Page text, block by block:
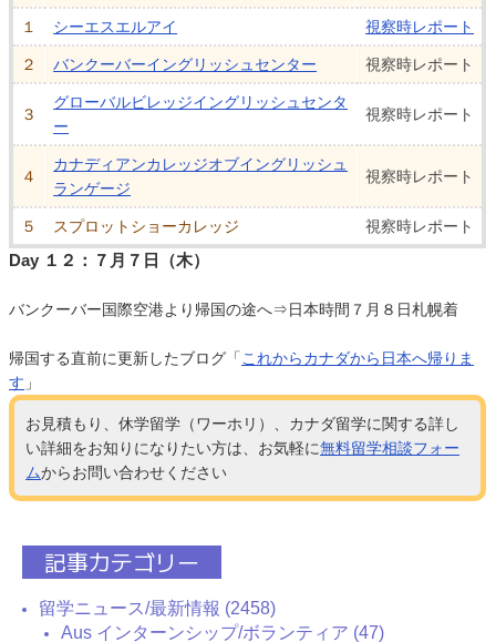
１ シーエスエルアイ 視察時レポート
２ バンクーバーイングリッシュセンター 視察時レポート
３
グローバルビレッジイングリッシュセンタ
ー
視察時レポート
４
カナディアンカレッジオブイングリッシュ
ランゲージ
視察時レポート
５ スプロットショーカレッジ 視察時レポート
Day １２：７月７日（木）
バンクーバー国際空港より帰国の途へ⇒日本時間７月８日札幌着
帰国する直前に更新したブログ「これからカナダから日本へ帰りま
す 」
お見積もり、休学留学（ワーホリ）、カナダ留学に関する詳し
い詳細をお知りになりたい方は、お気軽に無料留学相談フォー
ムからお問い合わせください
記事カテゴリー
留学ニュース/最新情報 (2458)
Aus インターンシップ/ボランティア (47)